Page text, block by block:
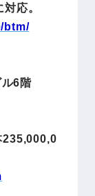
応。
btm/
6階
235,000,0